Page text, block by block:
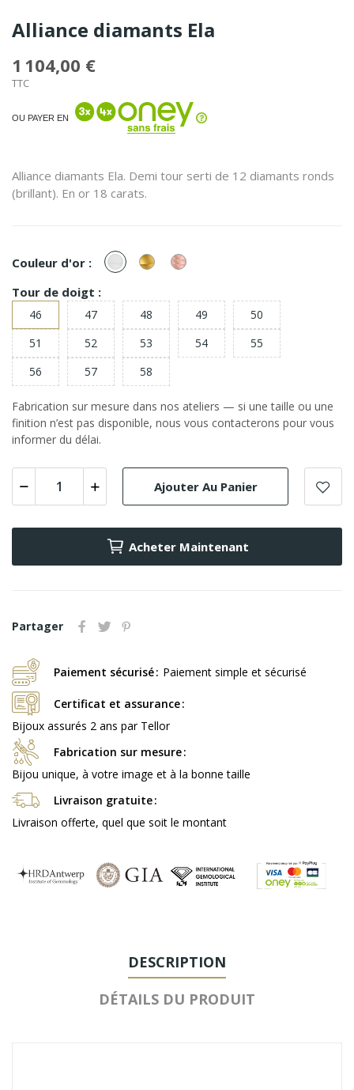
Alliance diamants Ela
1 104,00 €
TTC
OU PAYER EN
Alliance diamants Ela. Demi tour serti de 12 diamants ronds
(brillant). En or 18 carats.
Couleur d'or : or
Blanc
or
Jaune
or
Rose
Tour de doigt :
46 47 48 49
50
51
52 53 54
55
56
57 58
Fabrication sur mesure dans nos ateliers — si une taille ou une
finition n’est pas disponible, nous vous contacterons pour vous
informer du délai.
Ajouter Au Panier
Acheter Maintenant
Partager
Paiement sécurisé Paiement simple et sécurisé
Certificat et assurance
Bijoux assurés 2 ans par Tellor
Fabrication sur mesure
Bijou unique, à votre image et à la bonne taille
Livraison gratuite
Livraison offerte, quel que soit le montant
DESCRIPTION
DÉTAILS DU PRODUIT